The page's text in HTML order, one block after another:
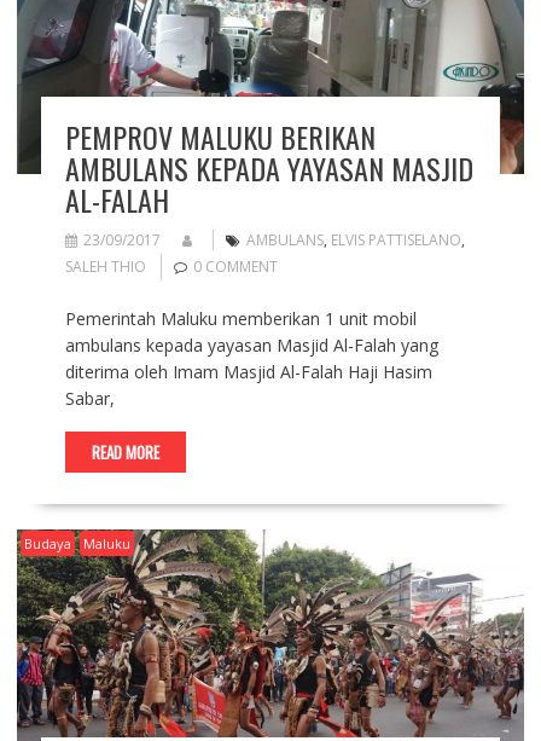
PEMPROV MALUKU BERIKAN
AMBULANS KEPADA YAYASAN MASJID
AL-FALAH
23/09/2017 AMBULANS, ELVIS PATTISELANO,
SALEH THIO
0 COMMENT
Pemerintah Maluku memberikan 1 unit mobil
ambulans kepada yayasan Masjid Al-Falah yang
diterima oleh Imam Masjid Al-Falah Haji Hasim
Sabar,
READ MORE
Budaya Maluku